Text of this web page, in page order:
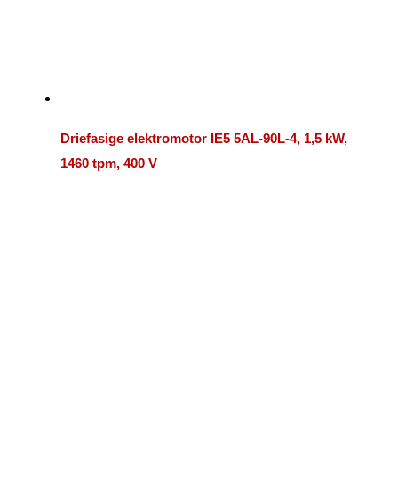
Driefasige elektromotor IE5 5AL-90L-4, 1,5 kW,
1460 tpm, 400 V